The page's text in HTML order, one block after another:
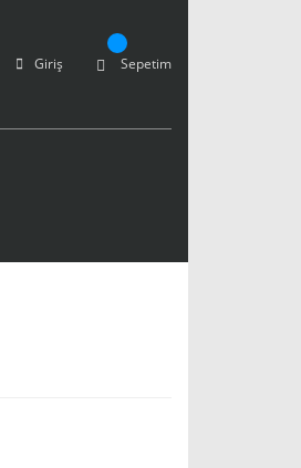
Giriş Sepetim